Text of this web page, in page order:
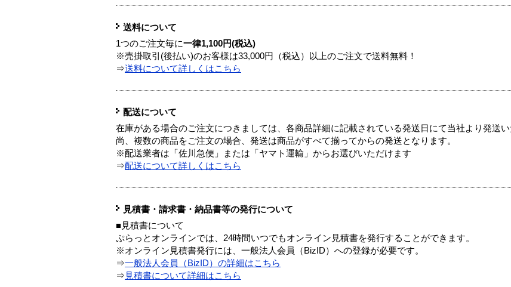
送料について
1つのご注文毎に一律1,100円(税込)
※売掛取引(後払い)のお客様は33,000円（税込）以上のご注文で送料無料！
⇒送料について詳しくはこちら
配送について
在庫がある場合のご注文につきましては、各商品詳細に記載されている発送日にて当社より発送い
尚、複数の商品をご注文の場合、発送は商品がすべて揃ってからの発送となります。
※配送業者は「佐川急便」または「ヤマト運輸」からお選びいただけます
⇒配送について詳しくはこちら
見積書・請求書・納品書等の発行について
■見積書について
ぷらっとオンラインでは、24時間いつでもオンライン見積書を発行することができます。
※オンライン見積書発行には、一般法人会員（BizID）への登録が必要です。
⇒一般法人会員（BizID）の詳細はこちら
⇒ 見積書について詳細はこちら